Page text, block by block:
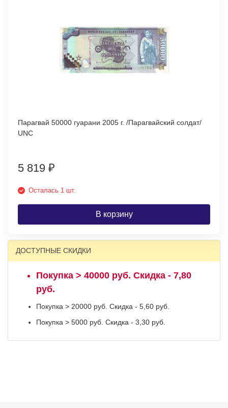
Парагвай 50000 гуарани 2005 г. /Парагвайский солдат/
UNC
5 819 ₽
Осталась 1 шт.
В корзину
ДОСТУПНЫЕ СКИДКИ
Покупка > 40000 руб. Скидка - 7,80
руб.
Покупка > 20000 руб. Скидка - 5,60 руб.
Покупка > 5000 руб. Скидка - 3,30 руб.